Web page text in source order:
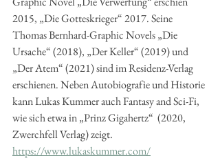
2015, „Die Gotteskrieger“ 2017. Seine
Thomas Bernhard-Graphic Novels „Die
Ursache“ (2018), „Der Keller“ (2019) und
„Der Atem“ (2021) sind im Residenz-Verlag
erschienen. Neben Autobiografie und Historie
kann Lukas Kummer auch Fantasy and Sci-Fi,
wie sich etwa in „Prinz Gigahertz“  (2020,
Zwerchfell Verlag) zeigt.
https://www.lukaskummer.com/